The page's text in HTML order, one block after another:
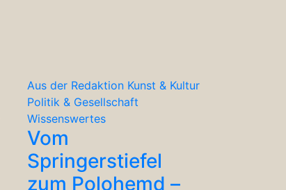
Aus der Redaktion Kunst & Kultur
Politik & Gesellschaft
Wissenswertes
Vom
Springerstiefel
zum Polohemd –